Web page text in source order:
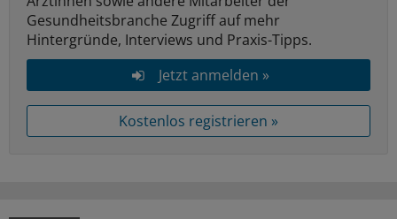
Gesundheitsbranche Zugriff auf mehr
Hintergründe, Interviews und Praxis-Tipps.
Jetzt anmelden »
Kostenlos registrieren »